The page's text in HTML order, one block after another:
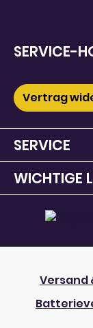
SERVICE-
Vertrag
SERVICE
WICHTIGE
Versand